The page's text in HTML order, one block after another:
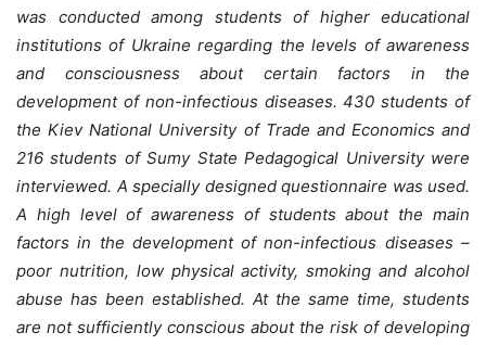
was conducted among students of higher educational
institutions of Ukraine regarding the levels of awareness
and consciousness about certain factors in the
development of non-infectious diseases. 430 students of
the Kiev National University of Trade and Economics and
216 students of Sumy State Pedagogical University were
interviewed. A specially designed questionnaire was used.
A high level of awareness of students about the main
factors in the development of non-infectious diseases –
poor nutrition, low physical activity, smoking and alcohol
abuse has been established. At the same time, students
are not sufficiently conscious about the risk of developing